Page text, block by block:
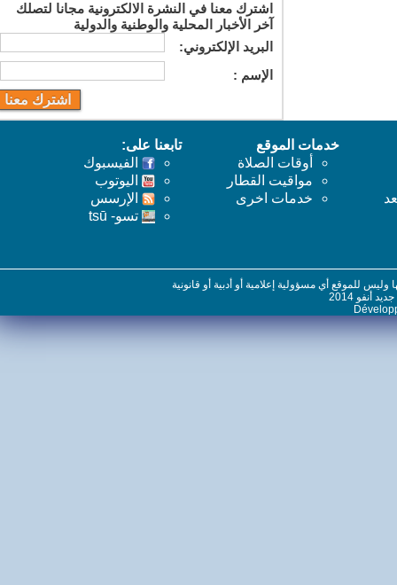
اشترك معنا في النشرة الالكترونية مجانا لتصلك
آخر الأخبار المحلية والوطنية والدولية
البريد اﻹلكتروني:
اﻹسم :
خدمات الموقع
أوقات الصلاة
مواقيت القطار
خدمات اخرى
تابعنا على:
الفيسبوك
اليوتوب
اﻹرسس
تسو- tsū
للموقع أي مسؤولية إعلامية أو أدبية أو قانونية
2014